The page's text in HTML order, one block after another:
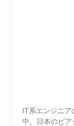
IT系エンジニ
中。日本のビ